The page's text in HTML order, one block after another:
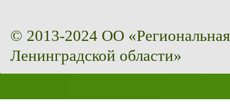
© 2013-2024 ОО
Ленинградской области»